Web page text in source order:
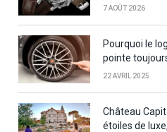
7 AOÛT 2026
Pourquoi le
pointe
22 AVRIL 2025
Château
étoiles de